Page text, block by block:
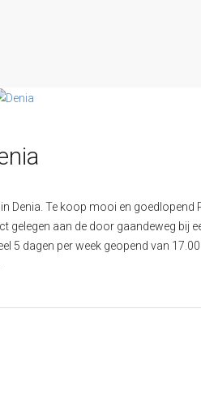
Denia. Te koop mooi en goedlopend
gelegen aan de door gaandeweg bij
5 dagen per week geopend van